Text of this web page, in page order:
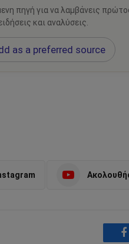
πηγή για να λαμβάνεις
και αναλύσεις.
as a preferred source